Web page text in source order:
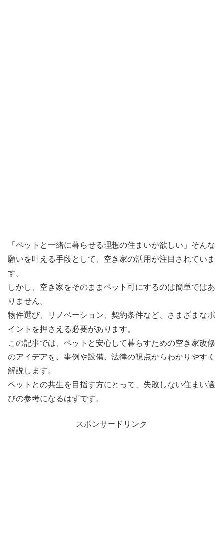
「ペットと一緒に暮らせる理想の住まいが欲しい」そんな
願いを叶える手段として、空き家の活用が注目されていま
す。
しかし、空き家をそのままペット可にするのは簡単ではあ
りません。
物件選び、リノベーション、契約条件など、さまざまなポ
イントを押さえる必要があります。
この記事では、ペットと安心して暮らすための空き家改修
のアイデアを、事例や設備、法律の視点からわかりやすく
解説します。
ペットとの共生を目指す方にとって、失敗しない住まい選
びの参考になるはずです。
スポンサードリンク